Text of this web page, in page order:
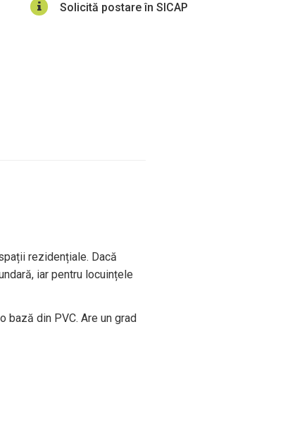
Solicită postare în SICAP
rezidențiale. Dacă
iar pentru locuințele
din PVC. Are un grad